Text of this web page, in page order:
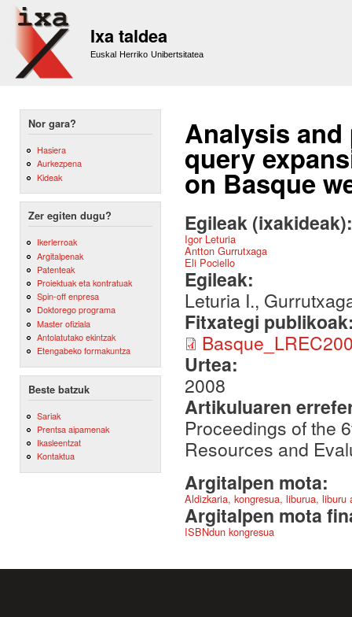
Ixa taldea
Euskal Herriko Unibertsitatea
Nor gara?
Hasiera
Aurkezpena
Kideak
Zer egiten dugu?
Ikerlerroak
Argitalpenak
Patenteak
Proiektuak eta kontratuak
Spin-off enpresa
Doktorego programa
Master ofiziala
Antolatutako ekintzak
Etengabeko formakuntza
Beste batzuk
Sariak
Prentsa aipamenak
Ikasleentzat
Kontaktua
Analysis
query
on Basque
Egileak
Igor Leturia
Antton Gurrutxaga
Eli Pociello
Egileak:
Leturia I.,
Fitxategi
Urtea:
2008
Artikuluaren
Proceedings of the
Resources and
Argitalpen mota:
Aldizkaria, kongresua, liburua,
Argitalpen mota
ISBNdun kongresua